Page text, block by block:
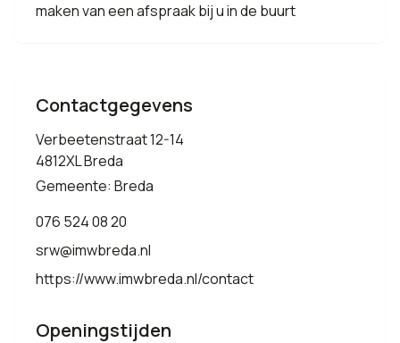
maken van een afspraak bij u in de buurt
Contactgegevens
Verbeetenstraat 12-14
4812XL Breda
Gemeente: Breda
076 524 08 20
srw@imwbreda.nl
https://www.imwbreda.nl/contact
Openingstijden